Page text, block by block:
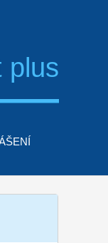
plus